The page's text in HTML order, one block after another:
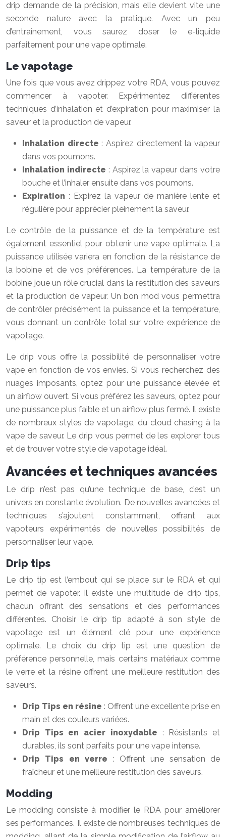
drip demande de la précision, mais elle devient vite une
seconde nature avec la pratique. Avec un peu
d’entraînement, vous saurez doser le e-liquide
parfaitement pour une vape optimale.
Le vapotage
Une fois que vous avez drippez votre RDA, vous pouvez
commencer à vapoter. Expérimentez différentes
techniques d’inhalation et d’expiration pour maximiser la
saveur et la production de vapeur.
Inhalation directe : Aspirez directement la vapeur
dans vos poumons.
Inhalation indirecte : Aspirez la vapeur dans votre
bouche et l’inhaler ensuite dans vos poumons.
Expiration : Expirez la vapeur de manière lente et
régulière pour apprécier pleinement la saveur.
Le contrôle de la puissance et de la température est
également essentiel pour obtenir une vape optimale. La
puissance utilisée variera en fonction de la résistance de
la bobine et de vos préférences. La température de la
bobine joue un rôle crucial dans la restitution des saveurs
et la production de vapeur. Un bon mod vous permettra
de contrôler précisément la puissance et la température,
vous donnant un contrôle total sur votre expérience de
vapotage.
Le drip vous offre la possibilité de personnaliser votre
vape en fonction de vos envies. Si vous recherchez des
nuages imposants, optez pour une puissance élevée et
un airflow ouvert. Si vous préférez les saveurs, optez pour
une puissance plus faible et un airflow plus fermé. Il existe
de nombreux styles de vapotage, du cloud chasing à la
vape de saveur. Le drip vous permet de les explorer tous
et de trouver votre style de vapotage idéal.
Avancées et techniques avancées
Le drip n’est pas qu’une technique de base, c’est un
univers en constante évolution. De nouvelles avancées et
techniques s’ajoutent constamment, offrant aux
vapoteurs expérimentés de nouvelles possibilités de
personnaliser leur vape.
Drip tips
Le drip tip est l’embout qui se place sur le RDA et qui
permet de vapoter. Il existe une multitude de drip tips,
chacun offrant des sensations et des performances
différentes. Choisir le drip tip adapté à son style de
vapotage est un élément clé pour une expérience
optimale. Le choix du drip tip est une question de
préférence personnelle, mais certains matériaux comme
le verre et la résine offrent une meilleure restitution des
saveurs.
Drip Tips en résine : Offrent une excellente prise en
main et des couleurs variées.
Drip Tips en acier inoxydable : Résistants et
durables, ils sont parfaits pour une vape intense.
Drip Tips en verre : Offrent une sensation de
fraîcheur et une meilleure restitution des saveurs.
Modding
Le modding consiste à modifier le RDA pour améliorer
ses performances. Il existe de nombreuses techniques de